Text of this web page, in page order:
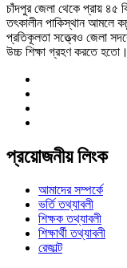
চাঁদপুর জেলা থেকে প্রায় ৪৫
তৎকালীন পাকিস্থান আমলে
প্রতিকূলতা সত্ত্বেও জেলা
উচ্চ শিক্ষা গ্রহণ করতে হতো।
প্রয়োজনীয় লিংক
আমাদের সম্পর্কে
ভর্তি তথ্যাবলী
শিক্ষক তথ্যাবলী
শিক্ষার্থী তথ্যাবলী
রেজাল্ট